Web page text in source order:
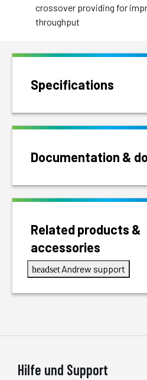
crossover providing for
throughput
Specifications
Documentation &
Related products &
accessories
headset Andrew support
Hilfe und Support